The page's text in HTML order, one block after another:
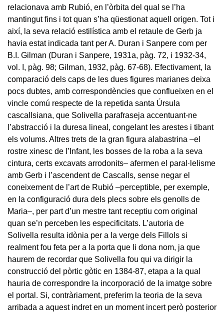
relacionava amb Rubió, en l’òrbita del qual se l’ha
mantingut fins i tot quan s’ha qüestionat aquell origen. Tot i
així, la seva relació estilística amb el retaule de Gerb ja
havia estat indicada tant per A. Duran i Sanpere com per
B.I. Gilman (Duran i Sanpere, 1931a, pàg. 72, i 1932-34,
vol. I, pàg. 98; Gilman, 1932, pàg. 67-68). Efectivament, la
comparació dels caps de les dues figures marianes deixa
pocs dubtes, amb correspondències que conflueixen en el
vincle comú respecte de la repetida santa Úrsula
cascallsiana, que Solivella parafraseja accentuant-ne
l’abstracció i la duresa lineal, congelant les arestes i tibant
els volums. Altres trets de la gran figura alabastrina –el
rostre xinesc de l’Infant, les bosses de la roba a la seva
cintura, certs excavats arrodonits– afermen el paral·lelisme
amb Gerb i l’ascendent de Cascalls, sense negar el
coneixement de l’art de Rubió –perceptible, per exemple,
en la configuració dura dels plecs sobre els genolls de
Maria–, per part d’un mestre tant receptiu com original
quan se’n perceben les especificitats. L’autoria de
Solivella resulta idònia per a la verge dels Fillols si
realment fou feta per a la porta que li dona nom, ja que
haurem de recordar que Solivella fou qui va dirigir la
construcció del pòrtic gòtic en 1384-87, etapa a la qual
hauria de correspondre la incorporació de la imatge sobre
el portal. Si, contràriament, preferim la teoria de la seva
arribada a aquest indret en un moment incert però posterior